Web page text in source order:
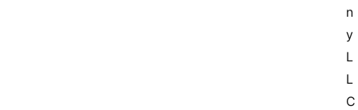
n
y
L
L
C